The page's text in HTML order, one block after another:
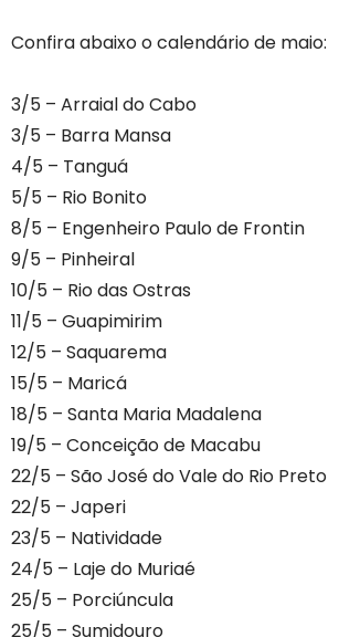
Confira abaixo o calendário de maio:
3/5 – Arraial do Cabo
3/5 – Barra Mansa
4/5 – Tanguá
5/5 – Rio Bonito
8/5 – Engenheiro Paulo de Frontin
9/5 – Pinheiral
10/5 – Rio das Ostras
11/5 – Guapimirim
12/5 – Saquarema
15/5 – Maricá
18/5 – Santa Maria Madalena
19/5 – Conceição de Macabu
22/5 – São José do Vale do Rio Preto
22/5 – Japeri
23/5 – Natividade
24/5 – Laje do Muriaé
25/5 – Porciúncula
25/5 – Sumidouro